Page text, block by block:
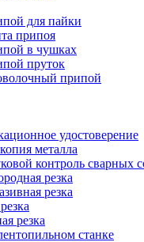
для пайки
припоя
в чушках
пруток
припой
удостоверение
металла
контроль сварных
резка
резка
резка
станке